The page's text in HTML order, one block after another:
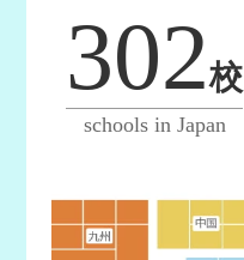
302校
schools in Japan